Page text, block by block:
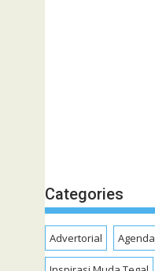
Categories
Advertorial Agenda